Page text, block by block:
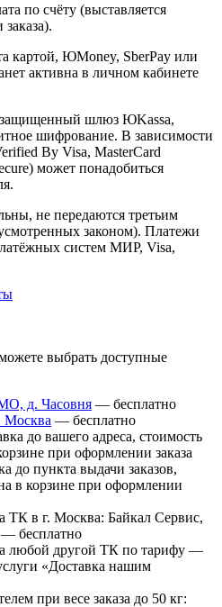
по счёту (выставляется
картой, ЮMoney, SberPay или
активна в личном кабинете
защищенный шлюз ЮKassa,
шифрование. В зависимости
By Visa, MasterCard
может понадобиться
не передаются третьим
законом). Платежи
систем МИР, Visa,
выбрать доступные
д. Часовня — бесплатно
Москва — бесплатно
до вашего адреса, стоимость
при оформлении заказа
пункта выдачи заказов,
в корзине при оформлении
ТК в г. Москва: Байкал Сервис,
бесплатно
любой другой ТК по тарифу —
«Доставка нашим
при весе заказа до 50 кг: